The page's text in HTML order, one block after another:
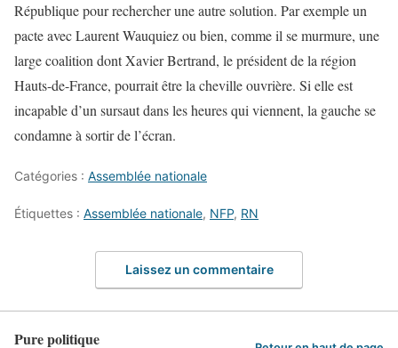
République pour rechercher une autre solution. Par exemple un
pacte avec Laurent Wauquiez ou bien, comme il se murmure, une
large coalition dont Xavier Bertrand, le président de la région
Hauts-de-France, pourrait être la cheville ouvrière. Si elle est
incapable d’un sursaut dans les heures qui viennent, la gauche se
condamne à sortir de l’écran.
Catégories : Assemblée nationale
Étiquettes : Assemblée nationale, NFP, RN
Laissez un commentaire
Pure politique